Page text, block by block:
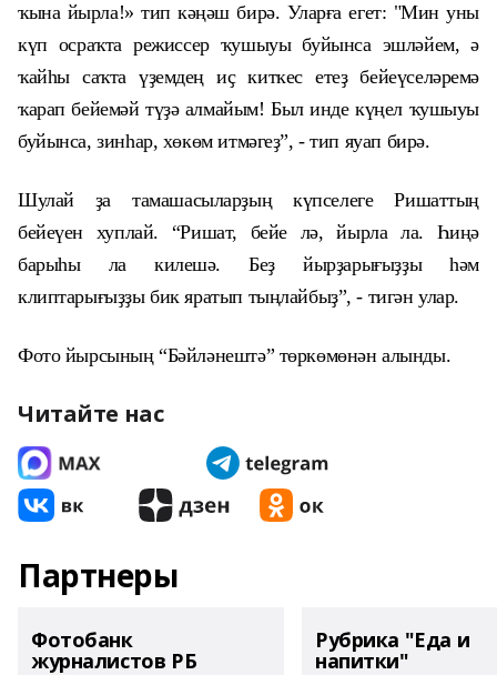
ҡына йырла!»тип кәңәш бирә. Уларға егет: "Мин уны
күп осраҡта режиссер ҡушыуы буйынса эшләйем, ә
ҡайһы саҡта үҙемдең иҫ киткес етеҙ бейеүселәремә
ҡарап бейемәй түҙә алмайым! Был инде күңел ҡушыуы
буйынса, зинһар, хөкөм итмәгеҙ”, - тип яуап бирә.
Шулай ҙа тамашасыларҙың күпселеге Ришаттың
бейеүен хуплай. “Ришат, бейе лә, йырла ла. Һиңә
барыһы ла килешә. Беҙ йырҙарығыҙҙы һәм
клиптарығыҙҙы бик яратып тыңлайбыҙ”, - тигән улар.
Фото йырсының “Бәйләнештә” төркөмөнән алынды.
Читайте нас
Партнеры
Фотобанк
журналистов РБ
Рубрика "Еда и
напитки"